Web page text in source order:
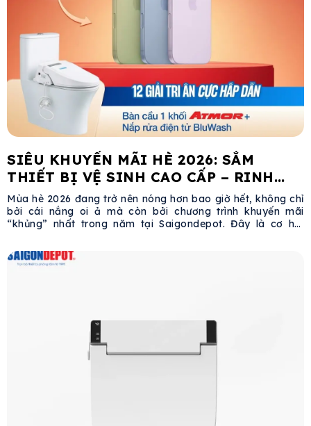
SIÊU KHUYẾN MÃI HÈ 2026: SẮM
THIẾT BỊ VỆ SINH CAO CẤP – RINH
NGAY IPHONE 17 TẠI SAIGONDEPOT
Mùa hè 2026 đang trở nên nóng hơn bao giờ hết, không chỉ
bởi cái nắng oi ả mà còn bởi chương trình khuyến mãi
“khủng” nhất trong năm tại Saigondepot. Đây là cơ hội
phòng tắm đẳng cấp châu Âu và nhận